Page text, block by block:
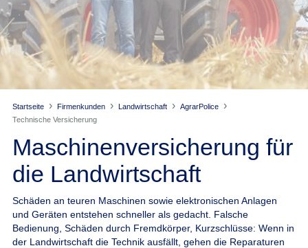
Startseite Firmenkunden Landwirtschaft
AgrarPolice
Technische Versicherung
Maschinenversicherung für
die Landwirtschaft
Schäden an teuren Maschinen sowie elektronischen Anlagen
und Geräten entstehen schneller als gedacht. Falsche
Bedienung, Schäden durch Fremdkörper, Kurzschlüsse: Wenn in
der Landwirtschaft die Technik ausfällt, gehen die Reparaturen